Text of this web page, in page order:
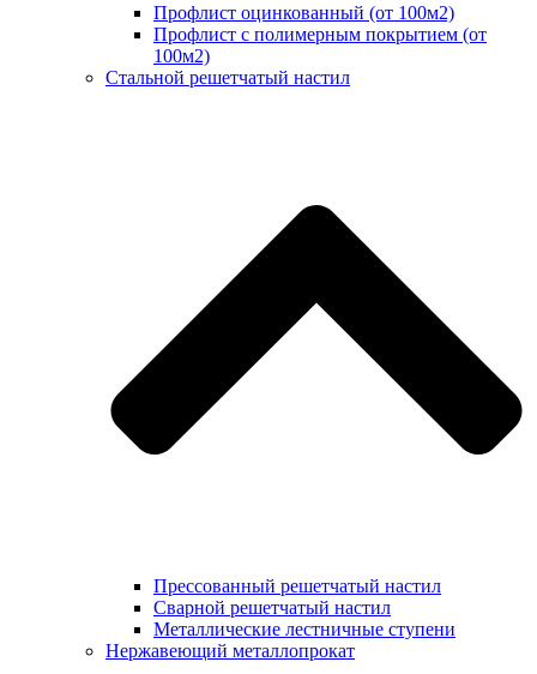
Профлист оцинкованный (от 100м2)
Профлист с полимерным покрытием (от
100м2)
Стальной решетчатый настил
Прессованный решетчатый настил
Сварной решетчатый настил
Металлические лестничные ступени
Нержавеющий металлопрокат